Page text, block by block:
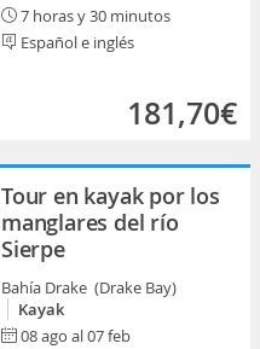
7 horas y 30 minutos
Español e inglés
181,70€
Tour en kayak por los
manglares del río
Sierpe
Bahía Drake (Drake Bay)
Kayak
08 ago al 07 feb